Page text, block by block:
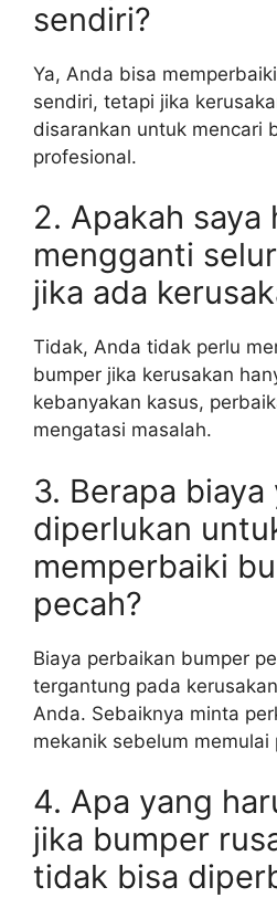
sendiri?
Ya, Anda bisa
sendiri, tetapi jika
disarankan untuk mencari
profesional.
2. Apakah saya
mengganti
jika ada
Tidak, Anda tidak perlu
bumper jika kerusakan
kebanyakan kasus,
mengatasi masalah.
3. Berapa biaya
diperlukan
memperbaiki
pecah?
Biaya perbaikan bumper
tergantung pada
Anda. Sebaiknya minta
mekanik sebelum memulai
4. Apa yang
jika bumper
tidak bisa